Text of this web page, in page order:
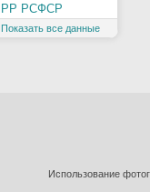
РР РСФСР
Показать все данные
Использование